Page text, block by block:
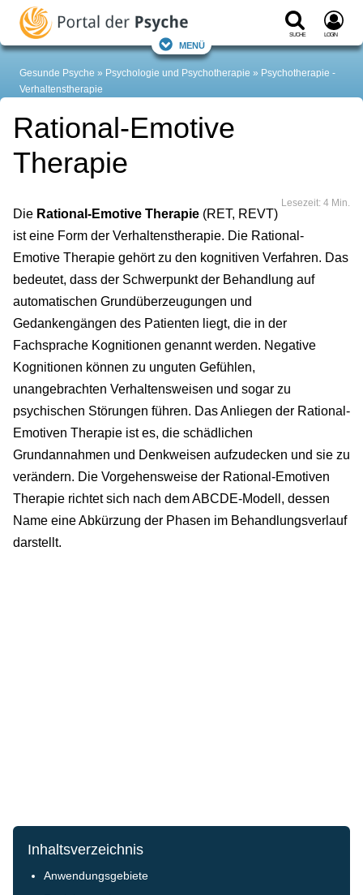
Suche Login
Menü
Gesunde Psyche Psychologie und Psychotherapie
Psychotherapie -
Verhaltenstherapie
Rational-Emotive
Therapie
Lesezeit: 4 Min.
Die Rational-Emotive Therapie (RET, REVT)
ist eine Form der Verhaltenstherapie. Die Rational-
Emotive Therapie gehört zu den kognitiven Verfahren. Das
bedeutet, dass der Schwerpunkt der Behandlung auf
automatischen Grundüberzeugungen und
Gedankengängen des Patienten liegt, die in der
Fachsprache Kognitionen genannt werden. Negative
Kognitionen können zu unguten Gefühlen,
unangebrachten Verhaltensweisen und sogar zu
psychischen Störungen führen. Das Anliegen der Rational-
Emotiven Therapie ist es, die schädlichen
Grundannahmen und Denkweisen aufzudecken und sie zu
verändern. Die Vorgehensweise der Rational-Emotiven
Therapie richtet sich nach dem ABCDE-Modell, dessen
Name eine Abkürzung der Phasen im Behandlungsverlauf
darstellt.
Inhaltsverzeichnis
Anwendungsgebiete